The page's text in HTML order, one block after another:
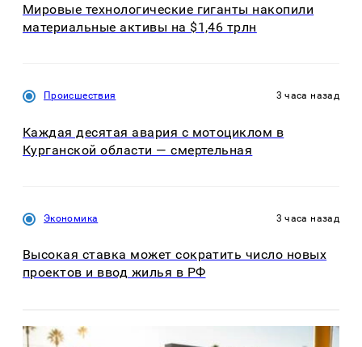
Мировые технологические гиганты накопили
материальные активы на $1,46 трлн
Происшествия 3 часа назад
Каждая десятая авария с мотоциклом в
Курганской области — смертельная
Экономика 3 часа назад
Высокая ставка может сократить число новых
проектов и ввод жилья в РФ